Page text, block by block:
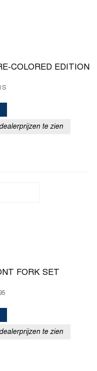
COLORED EDITION
te zien
FORK SET
te zien